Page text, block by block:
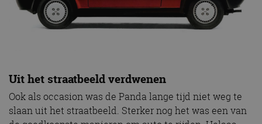
Uit het straatbeeld verdwenen
Ook als occasion was de Panda lange tijd niet weg te
slaan uit het straatbeeld. Sterker nog het was een van